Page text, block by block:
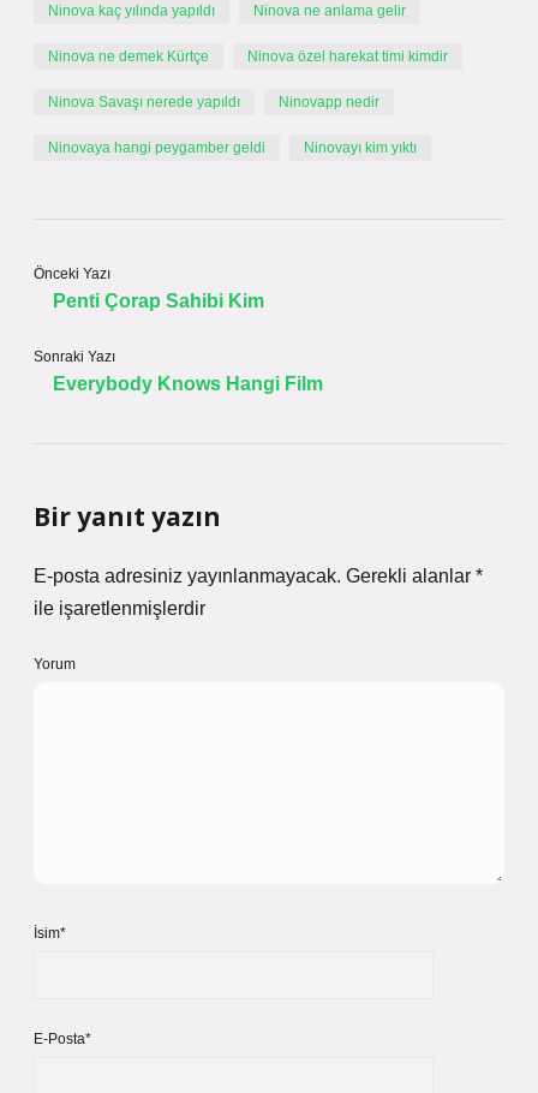
Ninova kaç yılında yapıldı Ninova ne anlama gelir
Ninova ne demek Kürtçe Ninova özel harekat timi kimdir
Ninova Savaşı nerede yapıldı Ninovapp nedir
Ninovaya hangi peygamber geldi Ninovayı kim yıktı
Önceki Yazı
Penti Çorap Sahibi Kim
Sonraki Yazı
Everybody Knows Hangi Film
Bir yanıt yazın
E-posta adresiniz yayınlanmayacak. Gerekli alanlar *
ile işaretlenmişlerdir
Yorum
İsim*
E-Posta*